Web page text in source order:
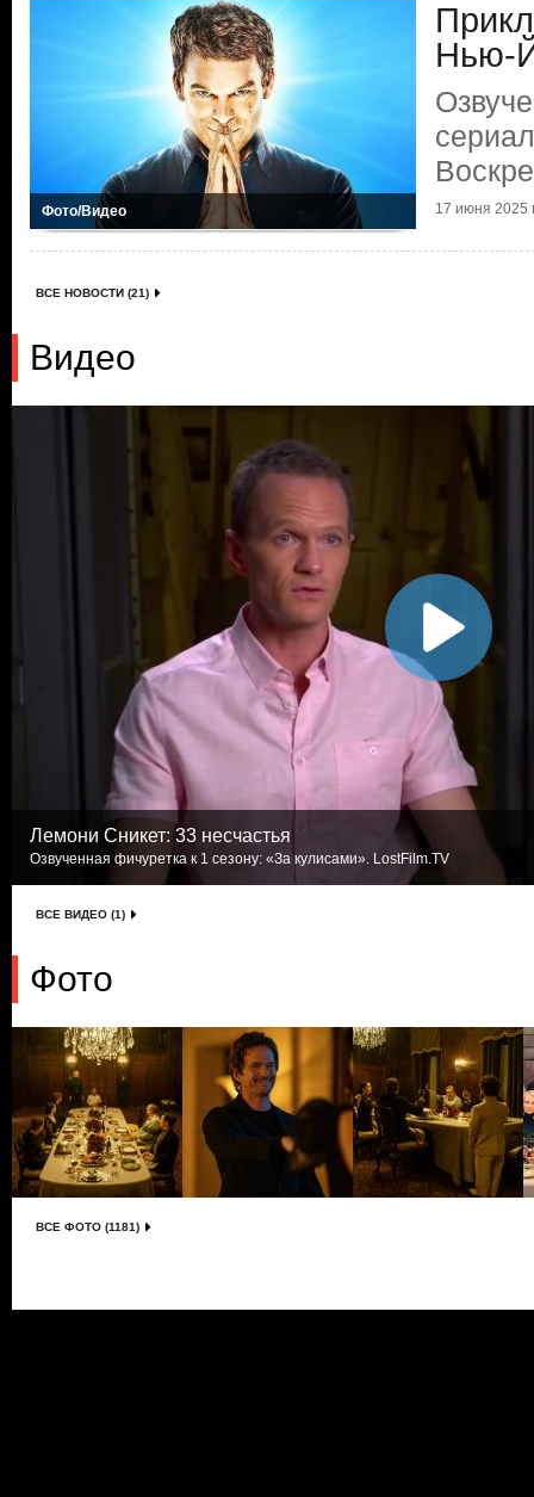
Фото/Видео
Нью-
17 июня 2025
ВСЕ НОВОСТИ (21)
Видео
Лемони Сникет: 33 несчастья
Озвученная фичуретка к 1 сезону: «За кулисами». LostFilm.TV
ВСЕ ВИДЕО (1)
Фото
ВСЕ ФОТО (1181)